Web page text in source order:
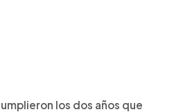
los dos años que